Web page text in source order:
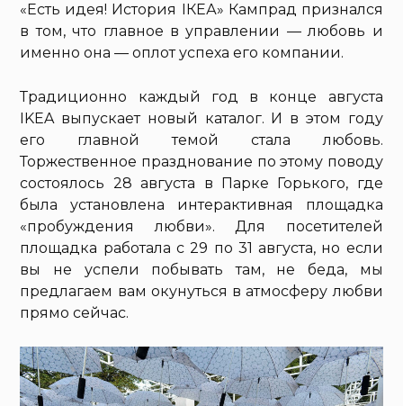
«Есть идея! История IКЕА» Кампрад признался
в том, что главное в управлении — любовь и
именно она — оплот успеха его компании.
Традиционно каждый год в конце августа
IKEA выпускает новый каталог. И в этом году
его главной темой стала любовь.
Торжественное празднование по этому поводу
состоялось 28 августа в Парке Горького, где
была установлена интерактивная площадка
«пробуждения любви». Для посетителей
площадка работала с 29 по 31 августа, но если
вы не успели побывать там, не беда, мы
предлагаем вам окунуться в атмосферу любви
прямо сейчас.